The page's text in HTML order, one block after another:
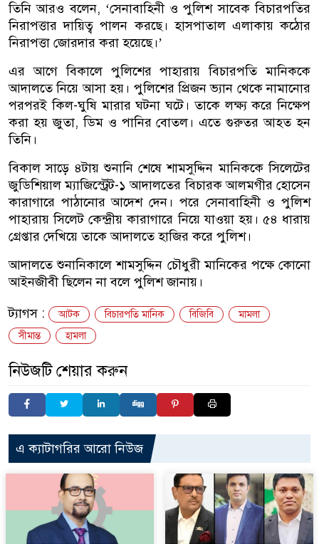
তিনি আরও বলেন, ‘সেনাবাহিনী ও পুলিশ সাবেক বিচারপতির
নিরাপত্তার দায়িত্ব পালন করছে। হাসপাতাল এলাকায় কঠোর
নিরাপত্তা জোরদার করা হয়েছে।’
এর আগে বিকালে পুলিশের পাহারায় বিচারপতি মানিককে
আদালতে নিয়ে আসা হয়। পুলিশের প্রিজন ভ্যান থেকে নামানোর
পরপরই কিল-ঘুষি মারার ঘটনা ঘটে। তাকে লক্ষ্য করে নিক্ষেপ
করা হয় জুতা, ডিম ও পানির বোতল। এতে গুরুতর আহত হন
তিনি।
বিকাল সাড়ে ৪টায় শুনানি শেষে শামসুদ্দিন মানিককে সিলেটের
জুডিশিয়াল ম্যাজিস্ট্রেট-১ আদালতের বিচারক আলমগীর হোসেন
কারাগারে পাঠানোর আদেশ দেন। পরে সেনাবাহিনী ও পুলিশ
পাহারায় সিলেট কেন্দ্রীয় কারাগারে নিয়ে যাওয়া হয়। ৫৪ ধারায়
গ্রেপ্তার দেখিয়ে তাকে আদালতে হাজির করে পুলিশ।
আদালতে শুনানিকালে শামসুদ্দিন চৌধুরী মানিকের পক্ষে কোনো
আইনজীবী ছিলেন না বলে পুলিশ জানায়।
ট্যাগস :
আটক বিচারপতি মানিক বিজিবি
মামলা
সীমান্ত
হামলা
নিউজটি শেয়ার করুন
এ ক্যাটাগরির আরো নিউজ